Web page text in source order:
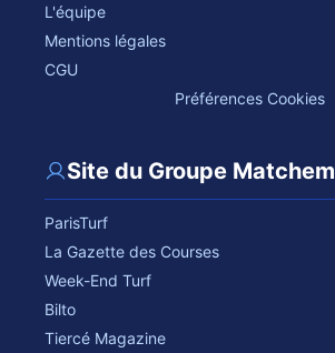
L'équipe
Mentions légales
CGU
Préférences Cookies
Site du Groupe Matchem
ParisTurf
La Gazette des Courses
Week-End Turf
Bilto
Tiercé Magazine